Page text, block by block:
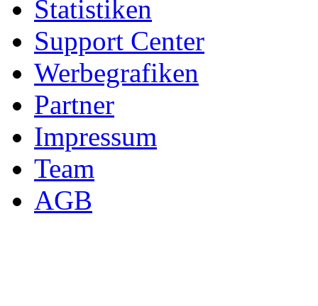
Statistiken
Support Center
Werbegrafiken
Partner
Impressum
Team
AGB